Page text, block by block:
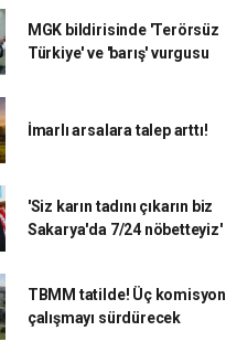
MGK bildirisinde 'Terörsüz
Türkiye' ve 'barış' vurgusu
İmarlı arsalara talep arttı!
'Siz karın tadını çıkarın biz
Sakarya'da 7/24 nöbetteyiz'
TBMM tatilde! Üç komisyon
çalışmayı sürdürecek